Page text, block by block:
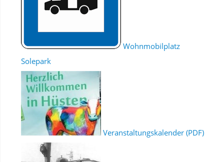
Wohnmobilplatz
Solepark
Veranstaltungskalender (PDF)